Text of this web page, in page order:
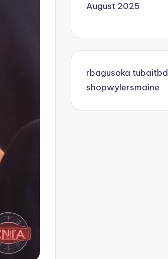
August 2025
rbagusoka tubaitbd
shopwylersmaine